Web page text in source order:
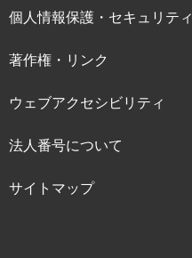
個人情報保護・セキュリティ
著作権・リンク
ウェブアクセシビリティ
法人番号について
サイトマップ